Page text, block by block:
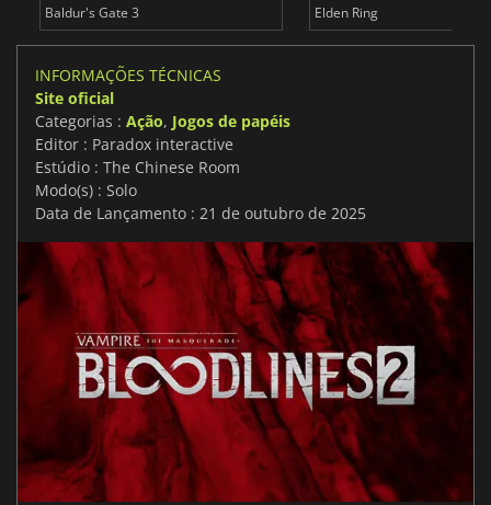
Baldur's Gate 3 Elden Ring
INFORMAÇÕES TÉCNICAS
Site oficial
Categorias : Ação, Jogos de papéis
Editor : Paradox interactive
Estúdio : The Chinese Room
Modo(s) : Solo
Data de Lançamento : 21 de outubro de 2025